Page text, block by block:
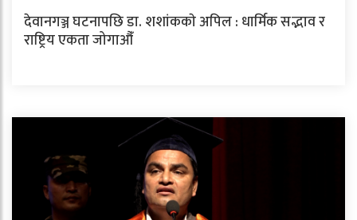
देवानगञ्ज घटनापछि डा. शशांककाे अपिल : धार्मिक सद्भाव र
राष्ट्रिय एकता जोगाऔँ